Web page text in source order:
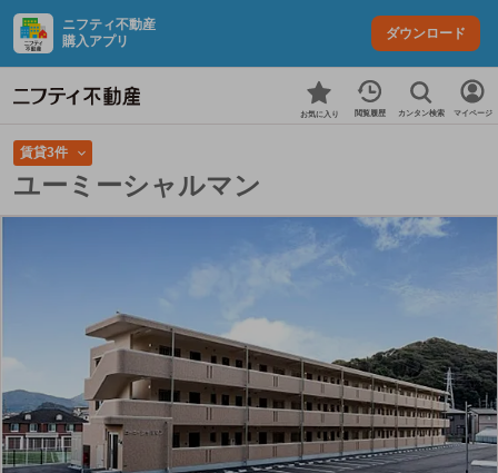
ニフティ不動産
購入アプリ
ダウンロード
お気に入り 閲覧履歴 カンタン検索 マイページ
賃貸3件
ユーミーシャルマン